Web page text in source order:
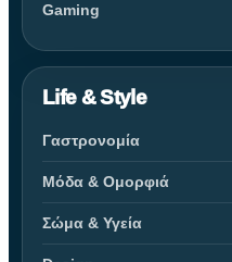
Gaming
Life & Style
Γαστρονομία
Μόδα & Ομορφιά
Σώμα & Υγεία